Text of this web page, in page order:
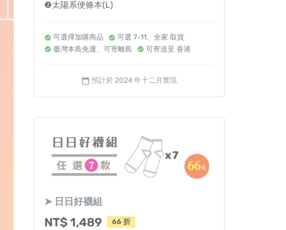
❷太陽系便條本(L)
可選擇加購商品
可選 7-11、全家 取貨
臺灣本島免運、可寄離島
可寄送至 香港
calendar_today 預計於 2024 年十二月實現
➤ 日日好襪組
NT$ 1,489
66 折